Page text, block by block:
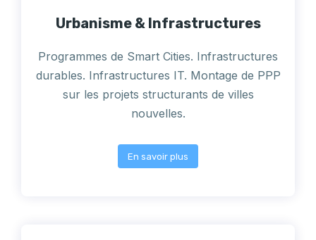
Urbanisme & Infrastructures
Programmes de Smart Cities. Infrastructures
durables. Infrastructures IT. Montage de PPP
sur les projets structurants de villes
nouvelles.
En savoir plus